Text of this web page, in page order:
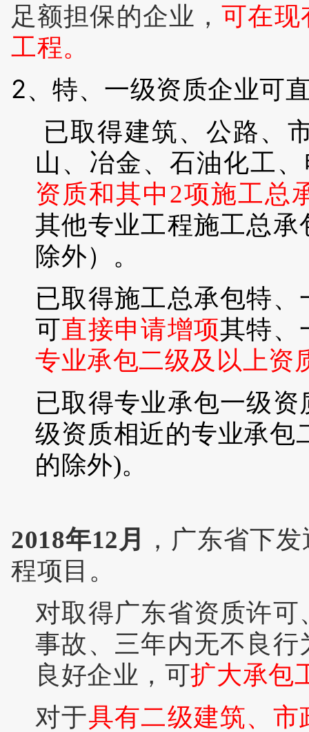
足额担保的企业，可在现
工程。
2、特、一级资质企业可
已取得建筑、公路、
山、冶金、石油化工
资质和其中2项施工总
其他专业工程施工总
除外）。
已取得施工总承包特
可直接申请增项其特、
专业承包二级及以上资
已取得专业承包一级
级资质相近的专业承包
的除外)。
2018年12月 ， 广东省下
程项目。
对取得广东省资质许可
事故、 三年内无不良
良好企业，可扩大承包
对于具有二级建筑、